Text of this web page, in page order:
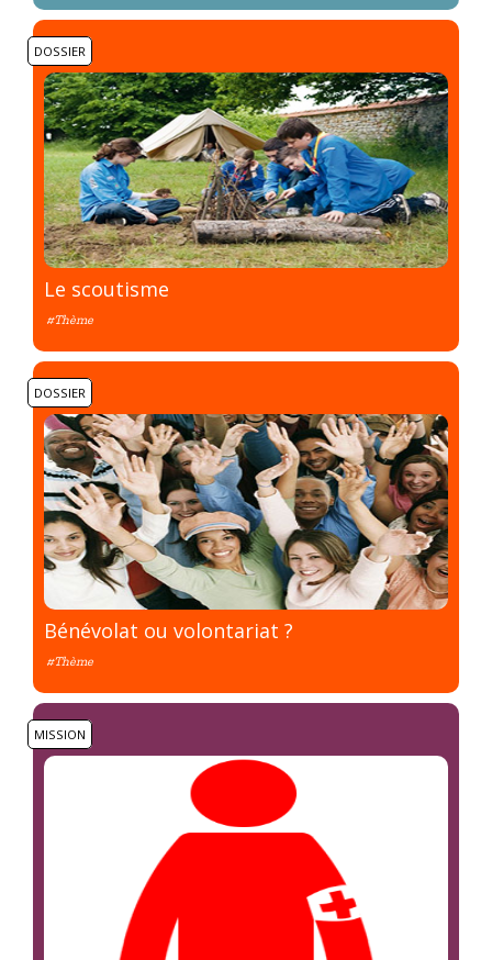
DOSSIER
Le scoutisme
#Thème
DOSSIER
Bénévolat ou volontariat ?
#Thème
MISSION